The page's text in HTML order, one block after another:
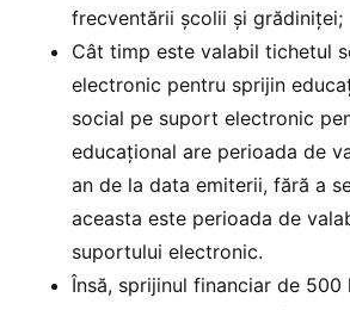
frecventării școlii și grădiniței;
Cât timp este valabil tichetul
electronic pentru sprijin
social pe suport electronic
educațional are perioada de
an de la data emiterii, fără a
aceasta este perioada de
suportului electronic.
Însă, sprijinul financiar de 500